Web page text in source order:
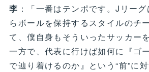
李 ：「一番はテンポです。Jリー
らボールを保持するスタイルのチ
て、僕自身もそういったサッカー
一方で、代表に行けば如何に『ゴ
で辿り着けるのか』という“前”に